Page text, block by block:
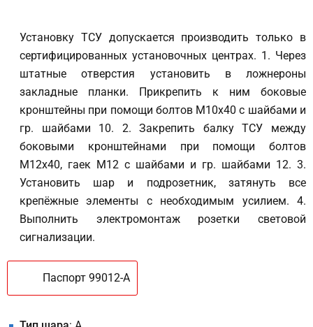
Установку ТСУ допускается производить только в
сертифицированных установочных центрах. 1. Через
штатные отверстия установить в ложнероны
закладные планки. Прикрепить к ним боковые
кронштейны при помощи болтов М10х40 с шайбами и
гр. шайбами 10. 2. Закрепить балку ТСУ между
боковыми кронштейнами при помощи болтов
М12х40, гаек М12 с шайбами и гр. шайбами 12. 3.
Установить шар и подрозетник, затянуть все
крепёжные элементы с необходимым усилием. 4.
Выполнить электромонтаж розетки световой
сигнализации.
Паспорт 99012-A